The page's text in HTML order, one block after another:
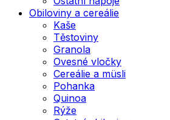
Obiloviny a cereálie
Kaše
Těstoviny
Granola
Ovesné vločky
Cereálie a müsli
Pohanka
Quinoa
Rýže